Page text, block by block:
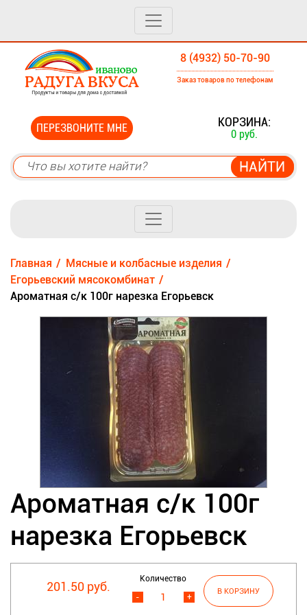
8 (4932) 50-70-90
Заказ товаров по телефонам
ПЕРЕЗВОНИТЕ МНЕ КОРЗИНА:
0 руб.
Главная
Мясные и колбасные изделия
Егорьевский мясокомбинат
Ароматная с/к 100г нарезка Егорьевск
Ароматная с/к 100г
нарезка Егорьевск
201.50 руб.
Количество
+
-